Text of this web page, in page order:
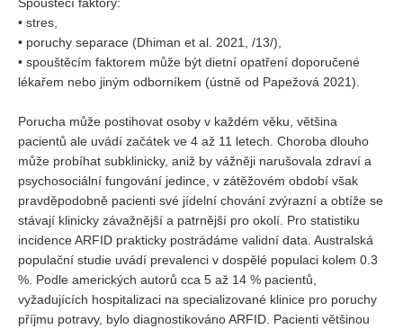
• stres,
• poruchy separace (Dhiman et al. 2021, /13/),
• spouštěcím faktorem může být dietní opatření doporučené
lékařem nebo jiným odborníkem (ústně od Papežová 2021).
Porucha může postihovat osoby v každém věku, většina
pacientů ale uvádí začátek ve 4 až 11 letech. Choroba dlouho
může probíhat subklinicky, aniž by vážněji narušovala zdraví a
psychosociální fungování jedince, v zátěžovém období však
pravděpodobně pacienti své jídelní chování zvýrazní a obtíže se
stávají klinicky závažnější a patrnější pro okolí. Pro statistiku
incidence ARFID prakticky postrádáme validní data. Australská
populační studie uvádí prevalenci v dospělé populaci kolem 0.3
%. Podle amerických autorů cca 5 až 14 % pacientů,
vyžadujících hospitalizaci na specializované klinice pro poruchy
příjmu potravy, bylo diagnostikováno ARFID. Pacienti většinou